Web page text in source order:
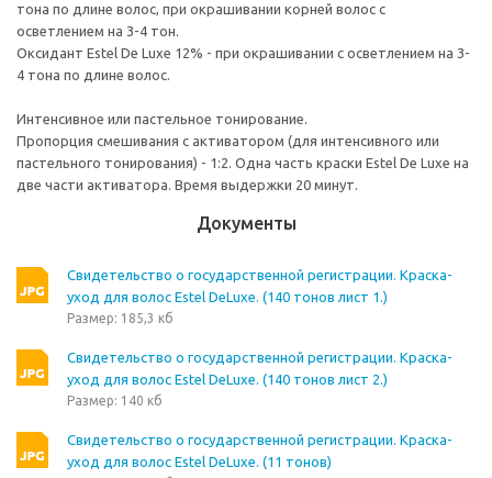
тона по длине волос, при окрашивании корней волос с
осветлением на 3-4 тон.
Оксидант Estel De Luxe 12% - при окрашивании с осветлением на 3-
4 тона по длине волос.
Интенсивное или пастельное тонирование.
Пропорция смешивания с активатором (для интенсивного или
пастельного тонирования) - 1:2. Одна часть краски Estel De Luxe на
две части активатора. Время выдержки 20 минут.
Документы
Свидетельство о государственной регистрации. Краска-
уход для волос Estel DeLuxe. (140 тонов лист 1.)
Размер: 185,3 кб
Свидетельство о государственной регистрации. Краска-
уход для волос Estel DeLuxe. (140 тонов лист 2.)
Размер: 140 кб
Свидетельство о государственной регистрации. Краска-
уход для волос Estel DeLuxe. (11 тонов)